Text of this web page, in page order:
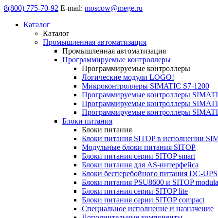
8(800) 775-70-92 E-mail: moscow@mege.ru
Каталог
Каталог
Промышленная автоматизация
Промышленная автоматизация
Программируемые контроллеры
Программируемые контроллеры
Логические модули LOGO!
Микроконтроллеры SIMATIC S7-1200
Программируемые контроллеры
Программируемые контроллеры
Программируемые контроллеры
Блоки питания
Блоки питания
Блоки питания SITOP в исполнении
Модульные блоки питания SITOP
Блоки питания серии SITOP smart
Блоки питания для AS-интерфейса
Блоки бесперебойного питания DC-UPS
Блоки питания PSU8600 и SITOP
Блоки питания серии SITOP lite
Блоки питания серии SITOP compact
Специальное исполнение и назначение